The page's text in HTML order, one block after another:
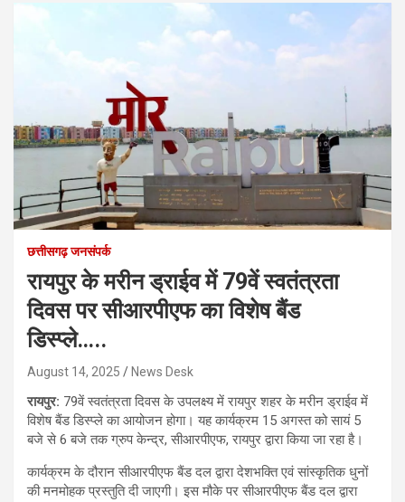
छत्तीसगढ़ जनसंपर्क
रायपुर के मरीन ड्राईव में 79वें स्वतंत्रता
दिवस पर सीआरपीएफ का विशेष बैंड
डिस्प्ले…..
August 14, 2025 News Desk
रायपुर: 79वें स्वतंत्रता दिवस के उपलक्ष्य में रायपुर शहर के मरीन ड्राईव में
विशेष बैंड डिस्प्ले का आयोजन होगा। यह कार्यक्रम 15 अगस्त को सायं 5
बजे से 6 बजे तक ग्रुप केन्द्र, सीआरपीएफ, रायपुर द्वारा किया जा रहा है।
कार्यक्रम के दौरान सीआरपीएफ बैंड दल द्वारा देशभक्ति एवं सांस्कृतिक धुनों
की मनमोहक प्रस्तुति दी जाएगी। इस मौके पर सीआरपीएफ बैंड दल द्वारा